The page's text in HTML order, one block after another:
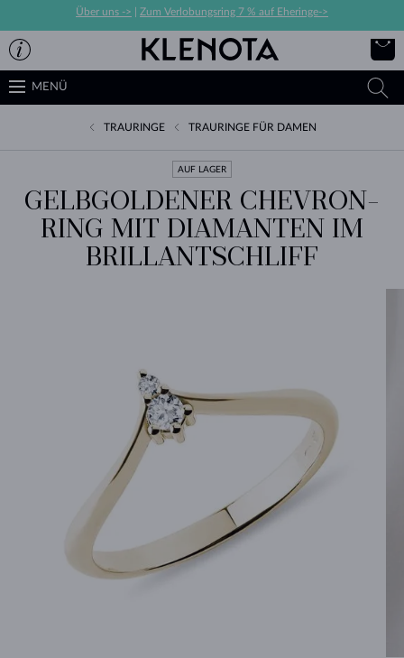
Über uns -> Zum Verlobungsring 7 % auf Eheringe->
MENÜ
TRAURINGE TRAURINGE FÜR DAMEN
AUF LAGER
GELBGOLDENER CHEVRON-
RING MIT DIAMANTEN IM
BRILLANTSCHLIFF